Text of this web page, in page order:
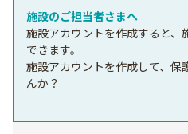
施設のご担当者さまへ
施設アカウントを作成すると
できます。
施設アカウントを作成して、保
んか？